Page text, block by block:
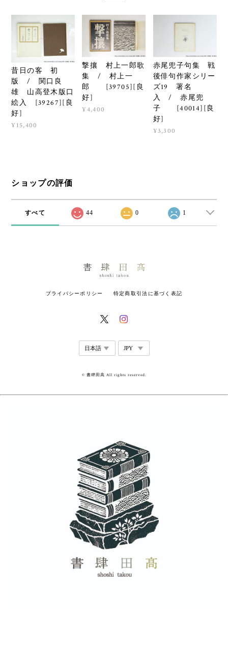
昔日の客 初
版 / 関口良
雄 山高登木版口
絵入 [39267][良
好]
¥15,400
撃攘 村上一郎歌
集 / 村上一
郎 [39705][良
好]
¥4,400
赤尾兜子句集 戦
後俳句作家シリー
ズ19 署名
入 / 赤尾兜
子 [40014][良
好]
¥3,300
ショップの評価
すべて 44 0 1
プライバシーポリシー 特定商取引法に基づく表記
© 書肆田高 All rights reserved.